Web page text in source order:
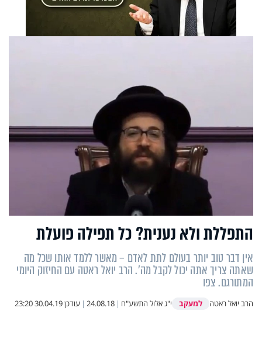
התפללת ולא נענית? כל תפילה פועלת
אין דבר טוב יותר בעולם לתת לאדם – מאשר ללמד אותו שכל מה
שאתה צריך אתה יכול לקבל מה'. הרב יואל ראטה עם החיזוק היומי
המתורגם. צפו
הרב יואל ראטה למעקב י"ג אלול התשע"ח |
24.08.18
| עודכן30.04.19 23:20